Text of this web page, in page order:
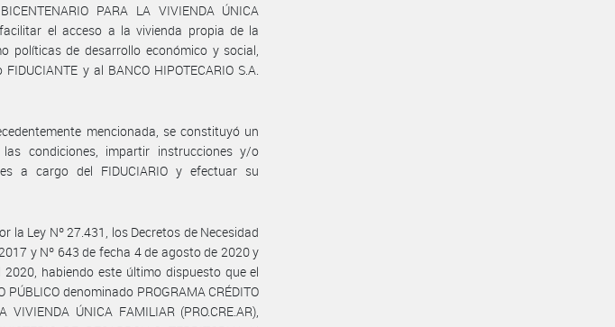
PARA LA VIVIENDA ÚNICA
facilitar el acceso a la vivienda propia de la
políticas de desarrollo económico y social,
y al BANCO HIPOTECARIO S.A.
mencionada, se constituyó un
las condiciones, impartir instrucciones y/o
a cargo del FIDUCIARIO y efectuar su
la Ley Nº 27.431, los Decretos de Necesidad
y Nº 643 de fecha 4 de agosto de 2020 y
habiendo este último dispuesto que el
PÚBLICO denominado PROGRAMA CRÉDITO
VIVIENDA ÚNICA FAMILIAR (PRO.CRE.AR),